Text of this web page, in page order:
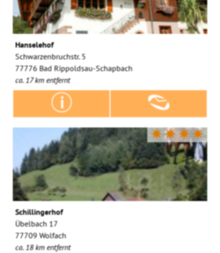
Hanselehof
Schwarzenbruchstr. 5
77776 Bad Rippoldsau-Schapbach
ca. 17 km entfernt
✷✷✷✷
Schillingerhof
Übelbach 17
77709 Wolfach
ca. 18 km entfernt